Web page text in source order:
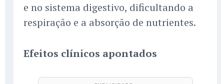
e no sistema digestivo, dificultando a
respiração e a absorção de nutrientes.
Efeitos clínicos apontados